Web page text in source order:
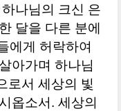
나님의 크신 은
달을 다른 분에
에게 허락하여
아가며 하나님
로서 세상의 빛
옵소서. 세상의